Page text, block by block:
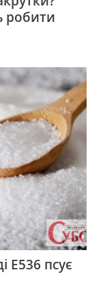
робити
Е536 псує